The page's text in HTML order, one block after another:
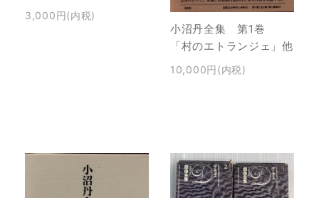
3,000円(内税)
小沼丹全集 第1巻
「村のエトランジェ」他
10,000円(内税)